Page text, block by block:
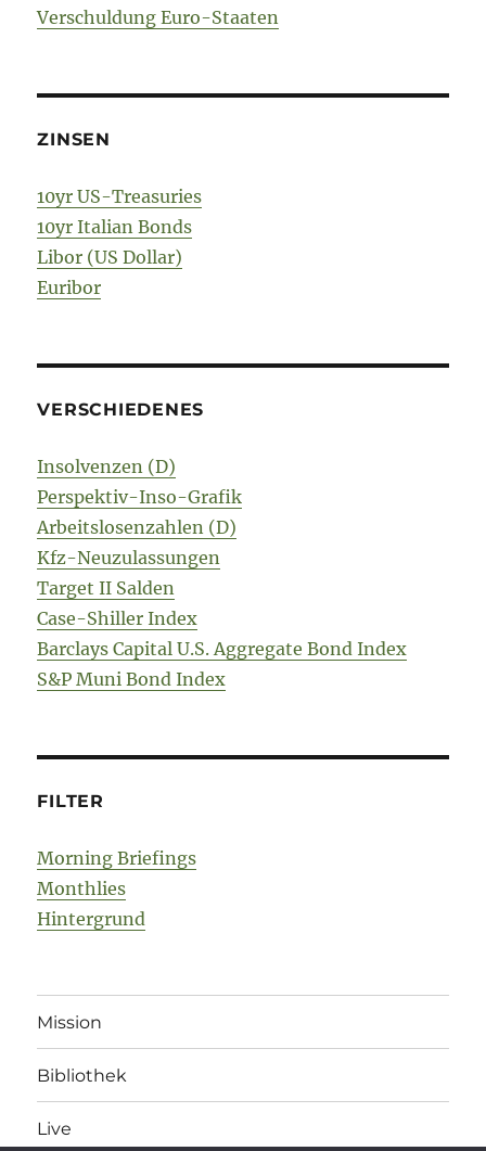
Verschuldung Euro-Staaten
ZINSEN
10yr US-Treasuries
10yr Italian Bonds
Libor (US Dollar)
Euribor
VERSCHIEDENES
Insolvenzen (D)
Perspektiv-Inso-Grafik
Arbeitslosenzahlen (D)
Kfz-Neuzulassungen
Target II Salden
Case-Shiller Index
Barclays Capital U.S. Aggregate Bond Index
S&P Muni Bond Index
FILTER
Morning Briefings
Monthlies
Hintergrund
Mission
Bibliothek
Live